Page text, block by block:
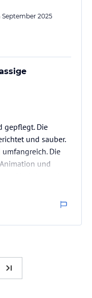
September 2025
gepflegt. Die
und sauber.
Die
und